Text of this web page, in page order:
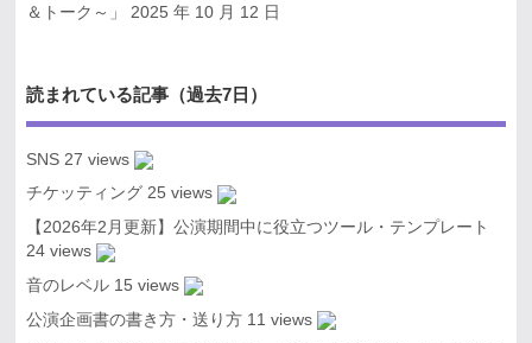
＆トーク～」
2025 年 10 月 12 日
読まれている記事（過去7日）
SNS 27 views
チケッティング 25 views
【2026年2月更新】公演期間中に役立つツール・テンプレート
24 views
音のレベル 15 views
公演企画書の書き方・送り方 11 views